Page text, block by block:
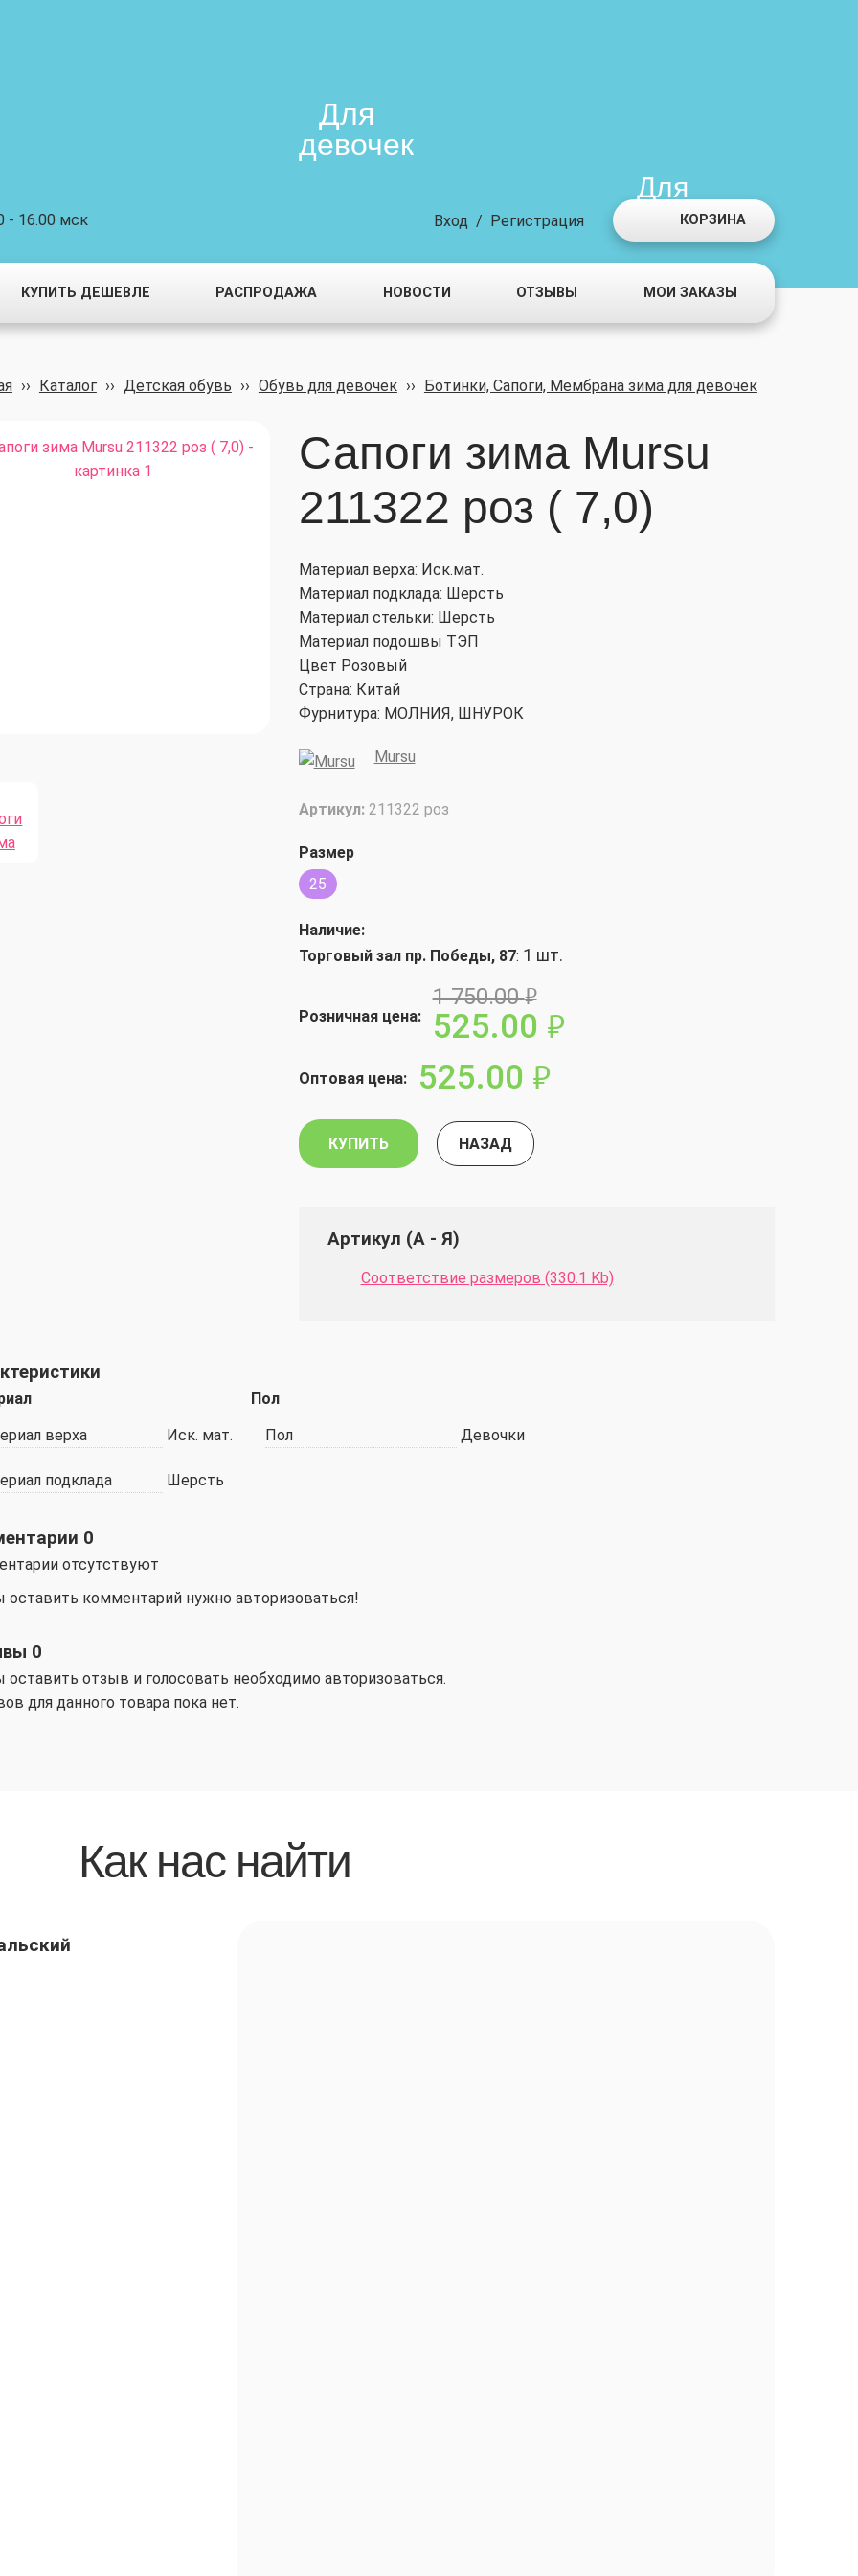
Для
девочек
Для
мальчиков
- 16.00 мск КОРЗИНА
Вход / Регистрация
КУПИТЬ ДЕШЕВЛЕ РАСПРОДАЖА НОВОСТИ ОТЗЫВЫ МОИ ЗАКАЗЫ
›› Каталог ›› Детская обувь ›› Обувь для девочек ›› Ботинки, Сапоги, Мембрана зима для девочек
Сапоги зима Mursu
211322 роз ( 7,0)
Материал верха: Иск.мат.
Материал подклада: Шерсть
Материал стельки: Шерсть
Материал подошвы ТЭП
Цвет Розовый
Страна: Китай
Фурнитура: МОЛНИЯ, ШНУРОК
Mursu
Артикул: 211322 роз
Размер
25
Наличие:
Торговый зал пр. Победы, 87: 1 шт.
Розничная цена:
1 750.00руб.
525.00 руб.
Оптовая цена: 525.00 руб.
КУПИТЬ НАЗАД
Артикул (А - Я)
Соответствие размеров (330.1 Kb)
верха
Иск. мат.
Пол
Пол
Девочки
подклада Шерсть
0
отсутствуют
оставить комментарий нужно авторизоваться!
0
оcтавить отзыв и голосовать необходимо авторизоваться.
для данного товара пока нет.
Как нас найти